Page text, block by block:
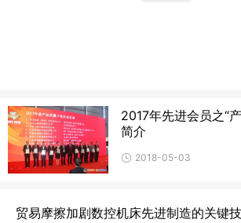
2017年先进会员之“
简介
2018-05-03
贸易摩擦加剧数控机床先进制造的关键